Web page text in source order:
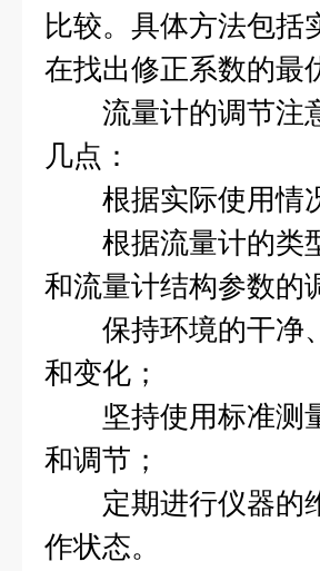
比较。具体方法包括
在找出修正系数的最
流量计的调节注意
几点：
根据实际使用情况
根据流量计的类型
和流量计结构参数的
保持环境的干净、
和变化；
坚持使用标准测量
和调节；
定期进行仪器的维
作状态。